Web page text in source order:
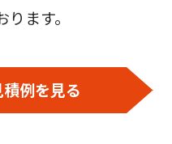
ます。
積例を見る